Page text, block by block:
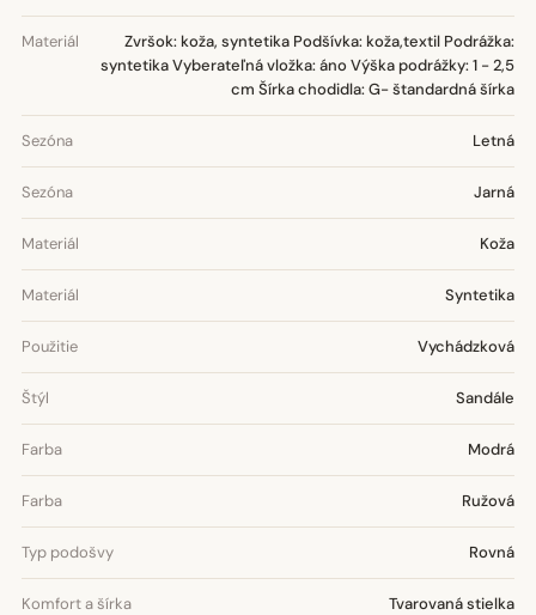
Materiál
Zvršok: koža, syntetika Podšívka: koža,textil Podrážka:
syntetika Vyberateľná vložka: áno Výška podrážky: 1 - 2,5
cm Šírka chodidla: G- štandardná šírka
Sezóna Letná
Sezóna Jarná
Materiál Koža
Materiál Syntetika
Použitie Vychádzková
Štýl Sandále
Farba Modrá
Farba Ružová
Typ podošvy Rovná
Komfort a šírka Tvarovaná stielka